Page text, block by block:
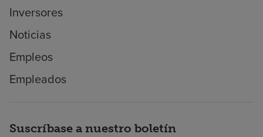
Inversores
Noticias
Empleos
Empleados
Suscríbase a nuestro boletín